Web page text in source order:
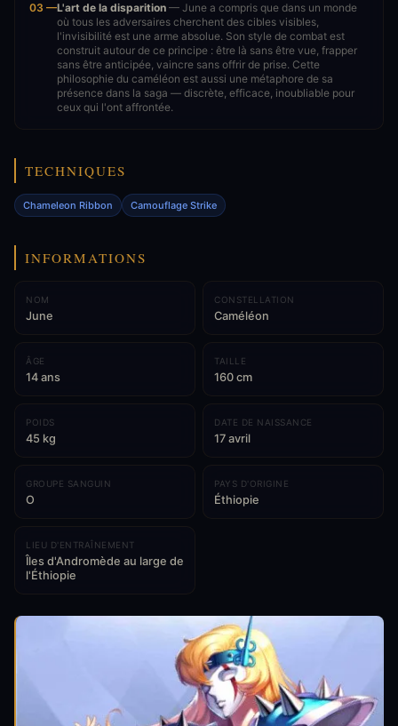
03 —L'art de la disparition — June a compris que dans un monde
où tous les adversaires cherchent des cibles visibles,
l'invisibilité est une arme absolue. Son style de combat est
construit autour de ce principe : être là sans être vue, frapper
sans être anticipée, vaincre sans offrir de prise. Cette
philosophie du caméléon est aussi une métaphore de sa
présence dans la saga — discrète, efficace, inoubliable pour
ceux qui l'ont affrontée.
TECHNIQUES
Chameleon Ribbon Camouflage Strike
INFORMATIONS
NOM
June
CONSTELLATION
Caméléon
ÂGE
14 ans
TAILLE
160 cm
POIDS
45 kg
DATE DE NAISSANCE
17 avril
GROUPE SANGUIN
O
PAYS D'ORIGINE
Éthiopie
LIEU D'ENTRAÎNEMENT
Îles d'Andromède au large de
l'Éthiopie